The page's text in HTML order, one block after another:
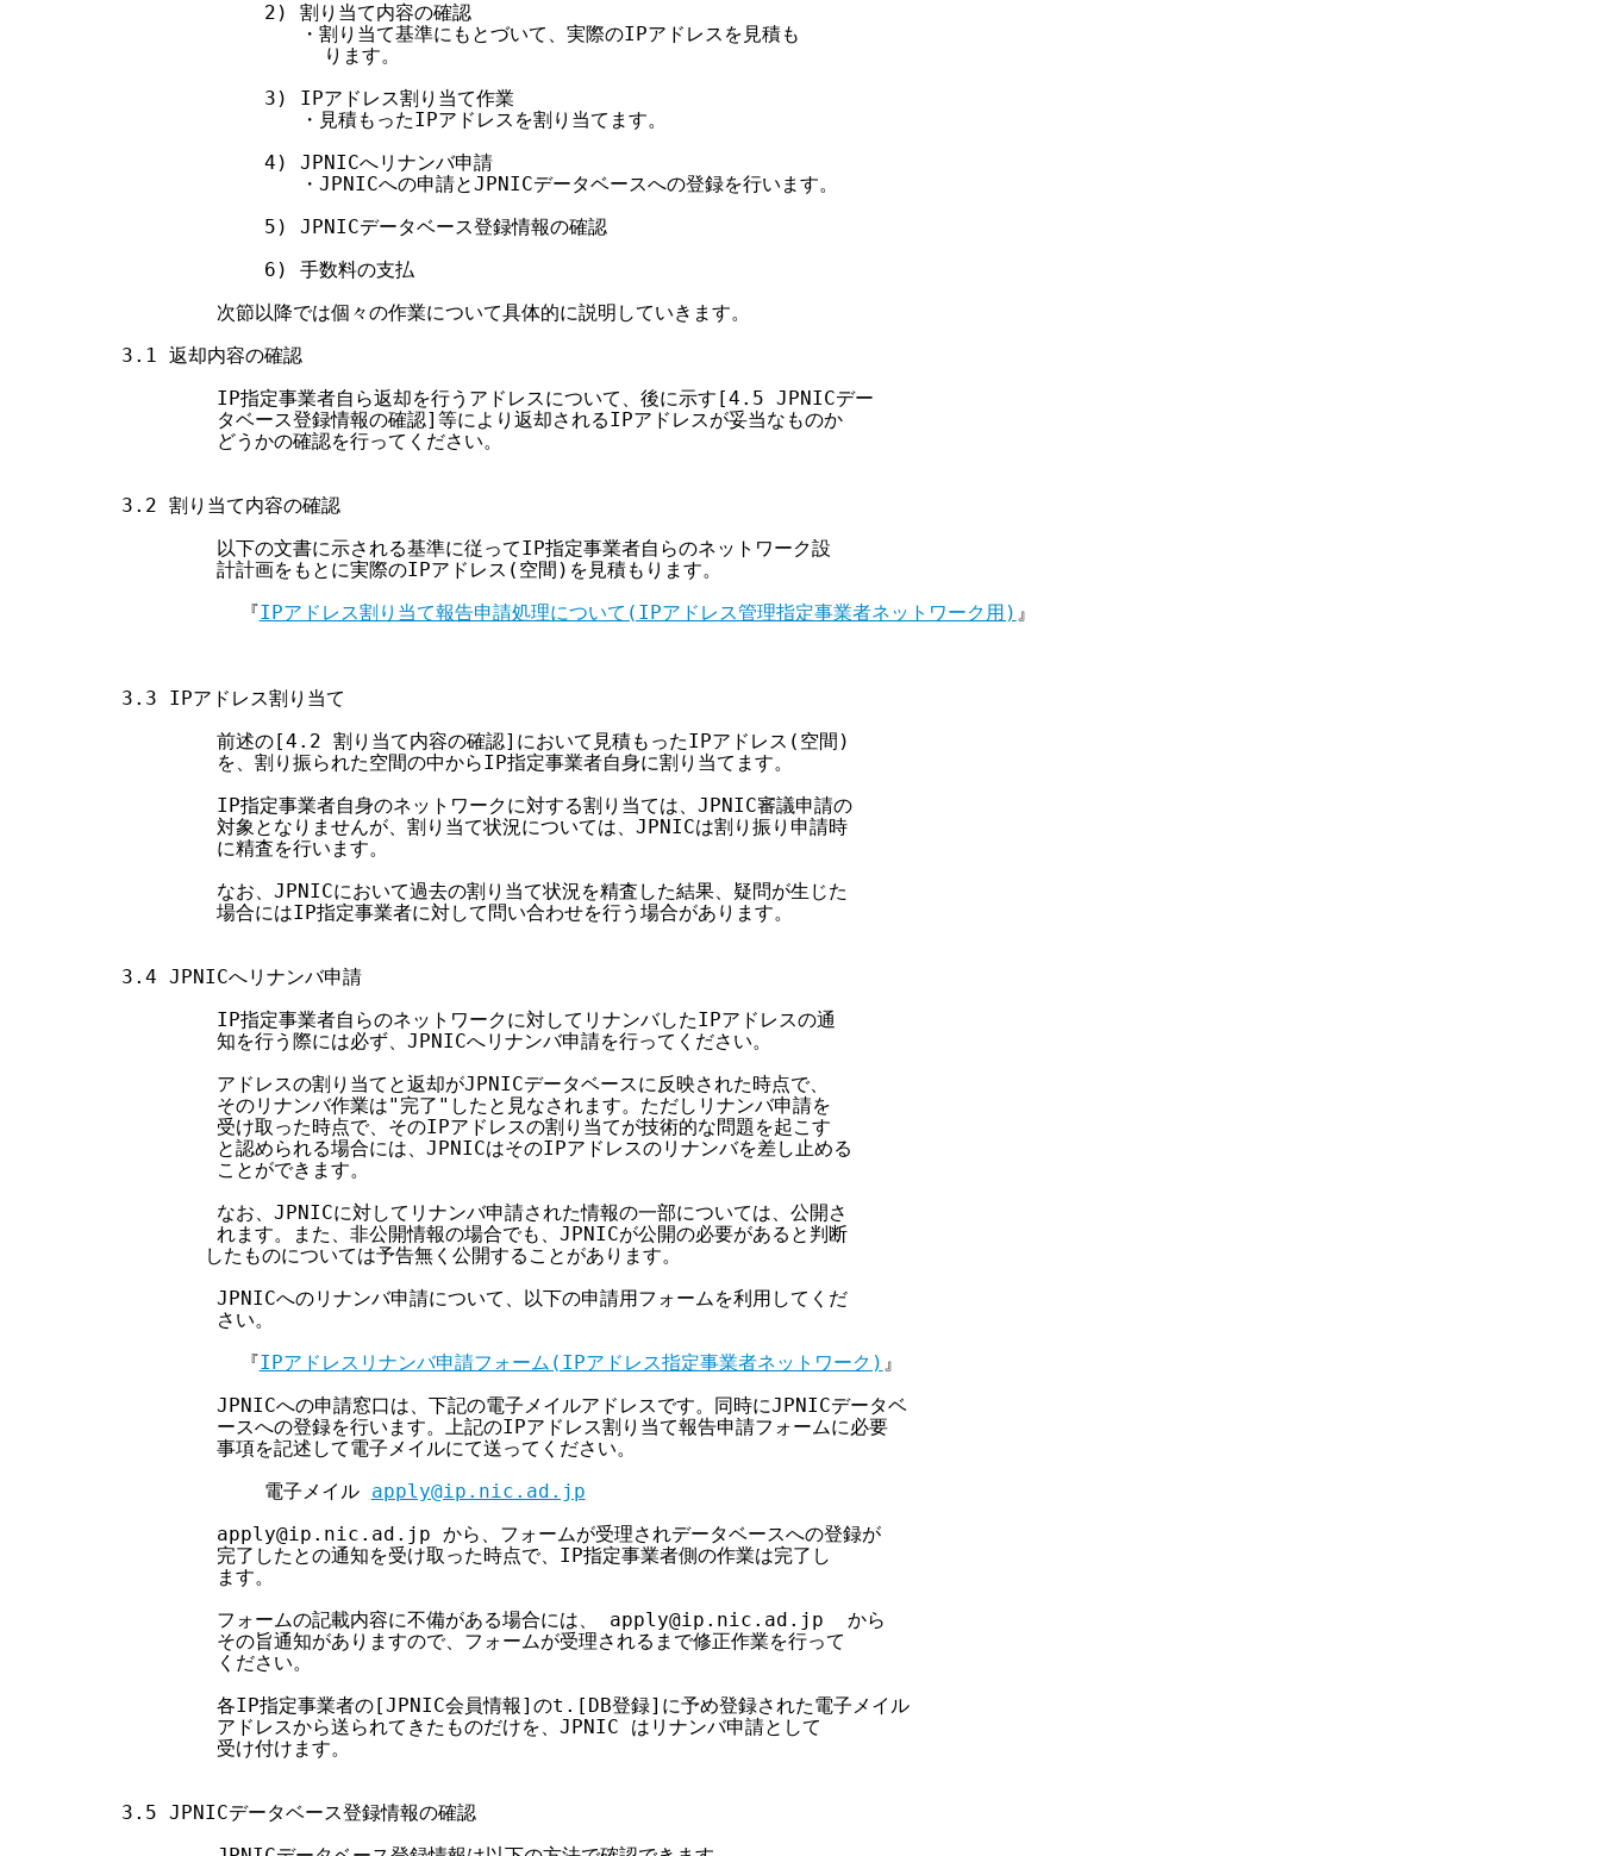
            2) 割り当て内容の確認
               ・割り当て基準にもとづいて、実際のIPアドレスを見積も
                 ります。
            3) IPアドレス割り当て作業
               ・見積もったIPアドレスを割り当てます。
            4) JPNICへリナンバ申請
               ・JPNICへの申請とJPNICデータベースへの登録を行います。
            5) JPNICデータベース登録情報の確認
            6) 手数料の支払
        次節以降では個々の作業について具体的に説明していきます。
3.1 返却内容の確認
        IP指定事業者自ら返却を行うアドレスについて、後に示す[4.5 JPNICデー
        タベース登録情報の確認]等により返却されるIPアドレスが妥当なものか
        どうかの確認を行ってください。
3.2 割り当て内容の確認
        以下の文書に示される基準に従ってIP指定事業者自らのネットワーク設
        計計画をもとに実際のIPアドレス(空間)を見積もります。
          『
IPアドレス割り当て報告申請処理について(IPアドレス管理指定事業者ネットワーク用) 』
3.3 IPアドレス割り当て
        前述の[4.2 割り当て内容の確認]において見積もったIPアドレス(空間)
        を、割り振られた空間の中からIP指定事業者自身に割り当てます。
        IP指定事業者自身のネットワークに対する割り当ては、JPNIC審議申請の
        対象となりませんが、割り当て状況については、JPNICは割り振り申請時
        に精査を行います。
        なお、JPNICにおいて過去の割り当て状況を精査した結果、疑問が生じた
        場合にはIP指定事業者に対して問い合わせを行う場合があります。
3.4 JPNICへリナンバ申請
        IP指定事業者自らのネットワークに対してリナンバしたIPアドレスの通
        知を行う際には必ず、JPNICへリナンバ申請を行ってください。
        アドレスの割り当てと返却がJPNICデータベースに反映された時点で、
        そのリナンバ作業は"完了"したと見なされます。ただしリナンバ申請を
        受け取った時点で、そのIPアドレスの割り当てが技術的な問題を起こす
        と認められる場合には、JPNICはそのIPアドレスのリナンバを差し止める
        ことができます。
        なお、JPNICに対してリナンバ申請された情報の一部については、公開さ
        れます。また、非公開情報の場合でも、JPNICが公開の必要があると判断
       したものについては予告無く公開することがあります。
        JPNICへのリナンバ申請について、以下の申請用フォームを利用してくだ
        さい。
          『
IPアドレスリナンバ申請フォーム(IPアドレス指定事業者ネットワーク) 』
        JPNICへの申請窓口は、下記の電子メイルアドレスです。同時にJPNICデータベ
        ースへの登録を行います。上記のIPアドレス割り当て報告申請フォームに必要
        事項を記述して電子メイルにて送ってください。
            電子メイル
apply@ip.nic.ad.jp
        apply@ip.nic.ad.jp から、フォームが受理されデータベースへの登録が
        完了したとの通知を受け取った時点で、IP指定事業者側の作業は完了し
        ます。
        フォームの記載内容に不備がある場合には、 apply@ip.nic.ad.jp  から
        その旨通知がありますので、フォームが受理されるまで修正作業を行って
        ください。
        各IP指定事業者の[JPNIC会員情報]のt.[DB登録]に予め登録された電子メイル
        アドレスから送られてきたものだけを、JPNIC はリナンバ申請として
        受け付けます。
3.5 JPNICデータベース登録情報の確認